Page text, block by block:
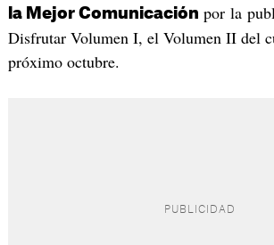
la Mejor Comunicación por la
Disfrutar Volumen I, el Volumen II del
próximo octubre.